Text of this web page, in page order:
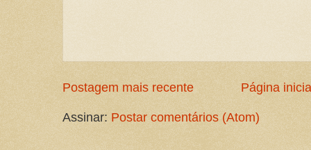
Postagem mais recente Página
Assinar: Postar comentários (Atom)